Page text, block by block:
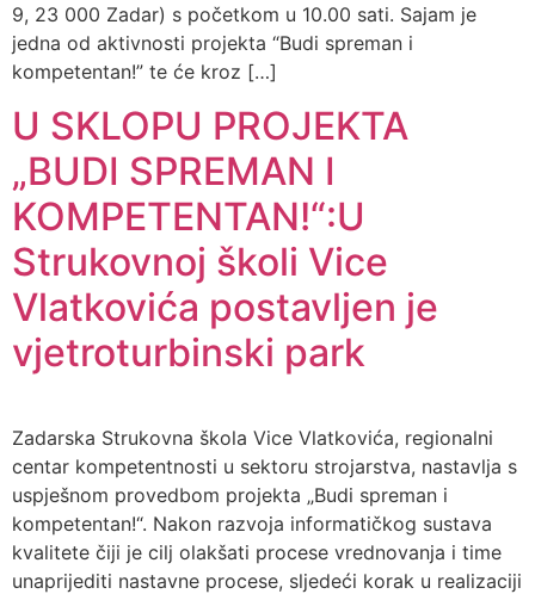
9, 23 000 Zadar) s početkom u 10.00 sati. Sajam je
jedna od aktivnosti projekta “Budi spreman i
kompetentan!” te će kroz […]
U SKLOPU PROJEKTA
„BUDI SPREMAN I
KOMPETENTAN!“:U
Strukovnoj školi Vice
Vlatkovića postavljen je
vjetroturbinski park
Zadarska Strukovna škola Vice Vlatkovića, regionalni
centar kompetentnosti u sektoru strojarstva, nastavlja s
uspješnom provedbom projekta „Budi spreman i
kompetentan!“. Nakon razvoja informatičkog sustava
kvalitete čiji je cilj olakšati procese vrednovanja i time
unaprijediti nastavne procese, sljedeći korak u realizaciji